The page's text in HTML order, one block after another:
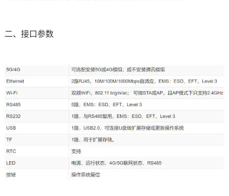
二、接口参数